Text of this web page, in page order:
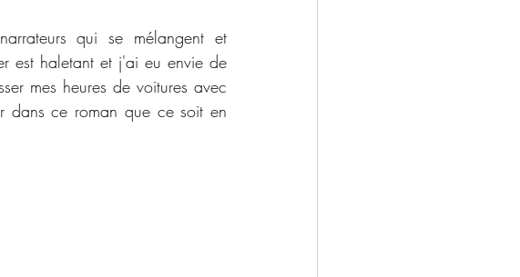
qui se mélangent et
est haletant et j'ai eu envie de
mes heures de voitures avec
dans ce roman que ce soit en